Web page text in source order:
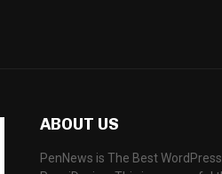
ABOUT US
PenNews is The Best